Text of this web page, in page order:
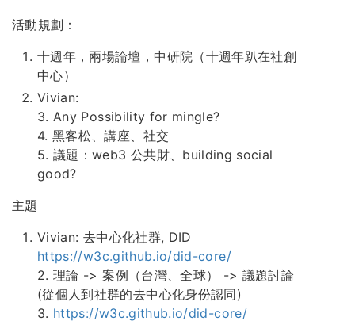
活動規劃：
十週年，兩場論壇，中研院（十週年趴在社創
中心）
Vivian:
3. Any Possibility for mingle?
4. 黑客松、講座、社交
5. 議題：web3 公共財、building social
good?
主題
Vivian: 去中心化社群, DID
https://w3c.github.io/did-core/
2. 理論 -> 案例（台灣、全球） -> 議題討論
(從個人到社群的去中心化身份認同)
3. https://w3c.github.io/did-core/